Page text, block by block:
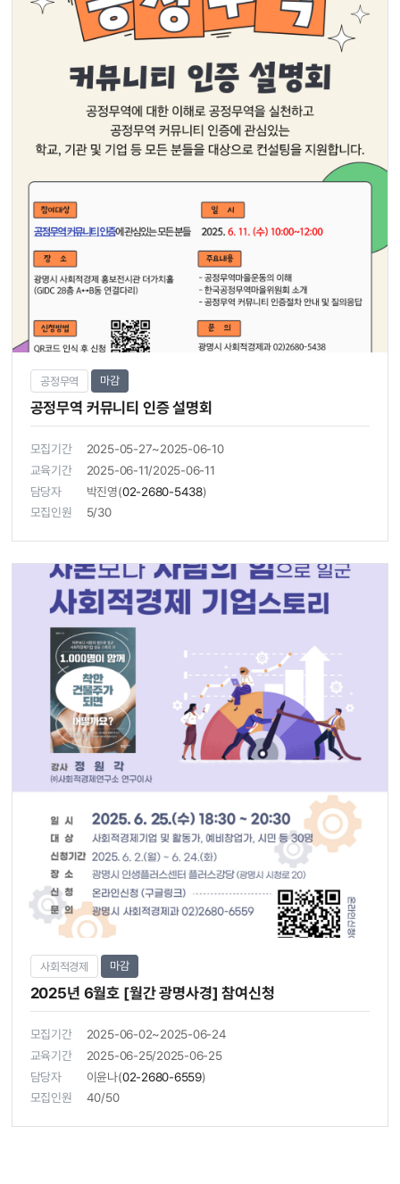
공정무역 마감
공정무역 커뮤니티 인증 설명회
모집기간
2025-05-27~2025-06-10
교육기간
2025-06-11/2025-06-11
담당자
박진영(02-2680-5438)
모집인원
5/30
사회적경제 마감
2025년 6월호 [월간 광명사경] 참여신청
모집기간
2025-06-02~2025-06-24
교육기간
2025-06-25/2025-06-25
담당자
이윤나(02-2680-6559)
모집인원
40/50